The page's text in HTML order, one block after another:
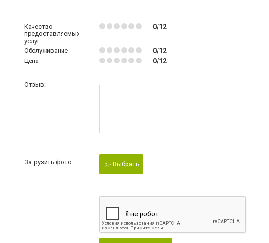
Качество
предоставляемых
услуг
0/12
Обслуживание 0/12
Цена 0/12
Отзыв:
Загрузить фото: Выбрать